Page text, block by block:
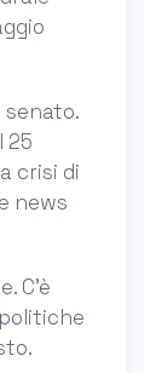
senato.
25
crisi di
news
C'è